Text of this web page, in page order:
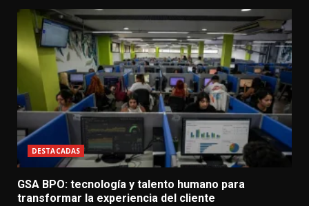
DESTACADAS
GSA BPO: tecnología y talento humano para
transformar la experiencia del cliente